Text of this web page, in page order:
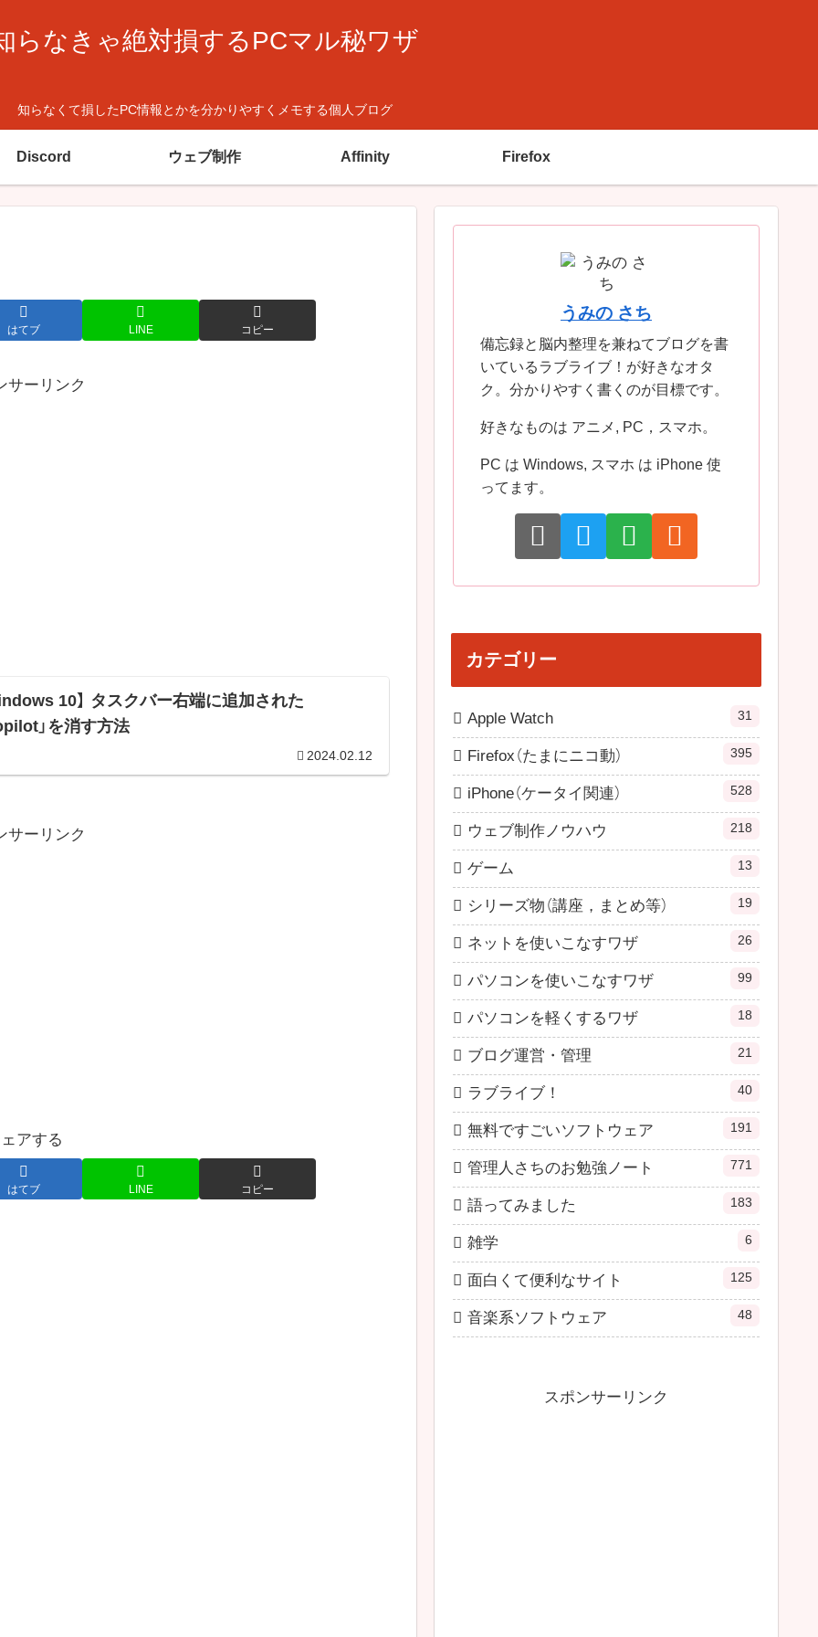
らなきゃ絶対損するPCマル秘ワザ
知らなくて損したPC情報とかを分かりやすくメモする個人ブログ
Discord ウェブ制作 Affinity Firefox
はてブ LINE コピー
サーリンク
10】 タスクバー右端に追加された
」を消す方法
2024.02.12
サーリンク
アする
はてブ LINE コピー
うみの さち
備忘録と脳内整理を兼ねてブログを書
いているラブライブ！が好きなオタ
ク。分かりやすく書くのが目標です。
好きなものは アニメ, PC，スマホ。
PC は Windows, スマホ は iPhone 使
ってます。
カテゴリー
Apple Watch 31
Firefox（たまにニコ動） 395
iPhone（ケータイ関連） 528
ウェブ制作ノウハウ 218
ゲーム 13
シリーズ物（講座，まとめ等） 19
ネットを使いこなすワザ 26
パソコンを使いこなすワザ 99
パソコンを軽くするワザ 18
ブログ運営・管理 21
ラブライブ！ 40
無料ですごいソフトウェア 191
管理人さちのお勉強ノート 771
語ってみました 183
雑学 6
面白くて便利なサイト 125
音楽系ソフトウェア 48
スポンサーリンク